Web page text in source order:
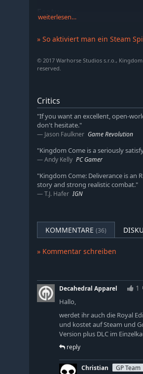
Features:
in atemberaubender High-
Konsequenzen eurer
genauso aufregend sind, wie
Charakterentwicklung:
Ausrüstung her oder
Dynamische Welt: Eure
ganz bei euch.
und der Optik des
weiterlesen…
» So aktiviert man ein Steam
© 2017 Warhorse Studios s.r.o.,
reserved.
Critics
"If you want an excellent, open-
don't hesitate."
Jason Faulkner Game Revolution
"Kingdom Come is a seriously
Andy Kelly PC Gamer
"Kingdom Come: Deliverance is an
story and strong realistic combat."
T.J. Hafer IGN
KOMMENTARE (36)
» Kommentar schreiben
Decahedral Apparel 1
Hallo,
werdet ihr auch die Royal
und kostet auf Steam und
Version plus DLC im
reply
Christian GP Team